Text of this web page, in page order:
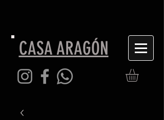
CASA ARAGÓN